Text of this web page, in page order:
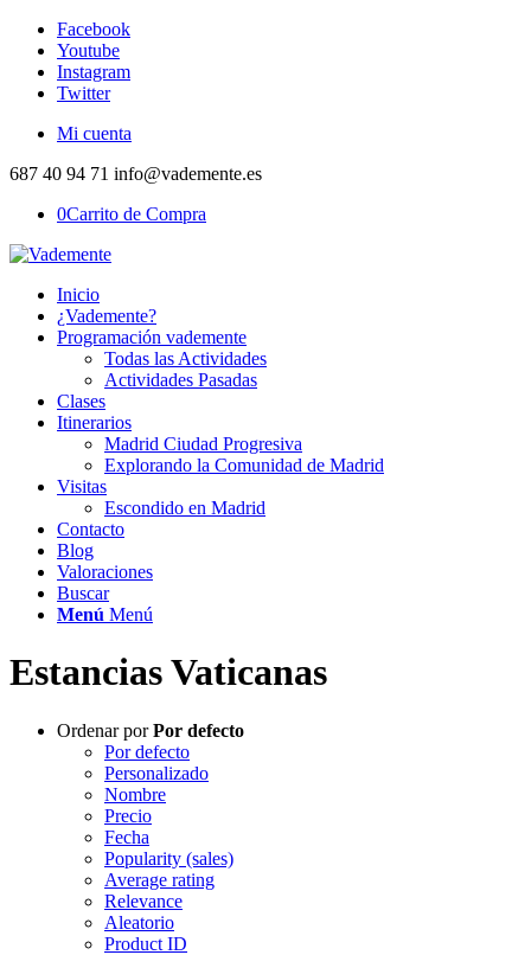
Facebook
Youtube
Instagram
Twitter
Mi cuenta
687 40 94 71 info@vademente.es
0Carrito de Compra
Inicio
¿Vademente?
Programación vademente
Todas las Actividades
Actividades Pasadas
Clases
Itinerarios
Madrid Ciudad Progresiva
Explorando la Comunidad de Madrid
Visitas
Escondido en Madrid
Contacto
Blog
Valoraciones
Buscar
Menú Menú
Estancias Vaticanas
Ordenar porPor defecto
Por defecto
Personalizado
Nombre
Precio
Fecha
Popularity (sales)
Average rating
Relevance
Aleatorio
Product ID